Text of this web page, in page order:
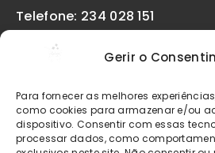
Gerir o
Para fornecer as melhores
como cookies para armazenar e/ou
dispositivo. Consentir com essas
processar dados, como
Telefone: 234 028 151
geral@etiquetas-
Os preços indicados incluem IVA à